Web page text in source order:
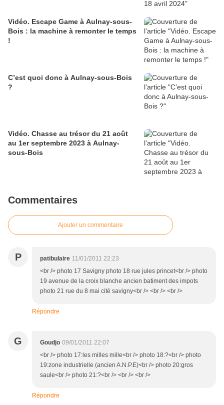
Vidéo. Escape Game à Aulnay-sous-
Bois : la machine à remonter le temps
!
C’est quoi donc à Aulnay-sous-Bois
?
Vidéo. Chasse au trésor du 21 août
au 1er septembre 2023 à Aulnay-
sous-Bois
Commentaires
Ajouter un commentaire
P patibulaire 11/01/2011 22:23
<br /> photo 17 Savigny photo 18 rue jules princet<br /> photo
19 avenue de la croix blanche ancien batiment des impots
photo 21 rue du 8 mai cité savigny<br /> <br /> <br />
Répondre
G Goudjo 09/01/2011 22:07
<br /> photo 17:les milles mille<br /> photo 18:?<br /> photo
19:zone industrielle (ancien A.N.P.E)<br /> photo 20:gros
saule<br /> photo 21:?<br /> <br /> <br />
Répondre